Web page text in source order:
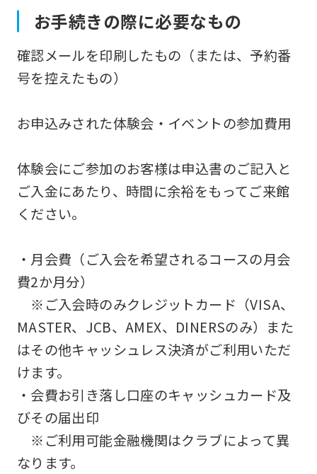
お手続きの際に必要なもの
確認メールを印刷したもの（または、予約番
号を控えたもの）
お申込みされた体験会・イベントの参加費用
体験会にご参加のお客様は申込書のご記入と
ご入金にあたり、時間に余裕をもってご来館
ください。
・月会費（ご入会を希望されるコースの月会
費2か月分）
※ご入会時のみクレジットカード（VISA、
MASTER、JCB、AMEX、DINERSのみ）また
はその他キャッシュレス決済がご利用いただ
けます。
・会費お引き落し口座のキャッシュカード及
びその届出印
※ご利用可能金融機関はクラブによって異
なります。